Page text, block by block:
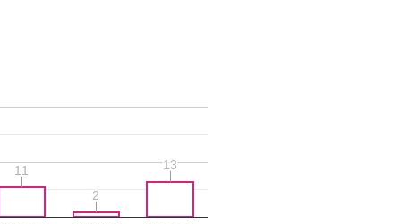
11
11
2
2
13
13